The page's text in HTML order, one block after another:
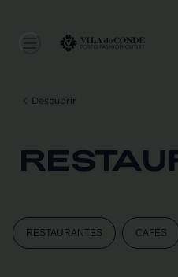
Descubrir
RESTAURANTES CAFÉS